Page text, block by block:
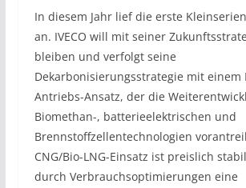
In diesem Jahr lief die erste
an. IVECO will mit seiner
bleiben und verfolgt seine
Dekarbonisierungsstrategie mit einem
Antriebs-Ansatz, der die
Biomethan-, batterieelektrischen und
Brennstoffzellentechnologien
CNG/Bio-LNG-Einsatz ist preislich
durch Verbrauchsoptimierungen eine